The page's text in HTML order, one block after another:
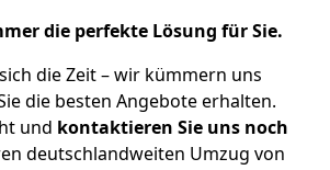
die perfekte Lösung für Sie.
die Zeit – wir kümmern uns
die besten Angebote erhalten.
und kontaktieren Sie uns noch
deutschlandweiten Umzug von